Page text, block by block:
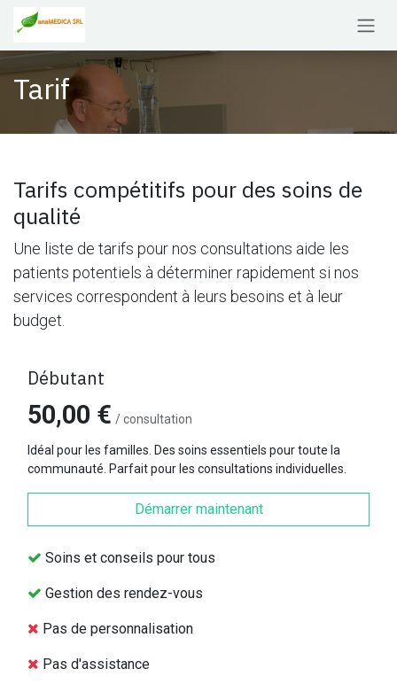
Se rendre au contenu
Tarif
Tarifs compétitifs pour des soins de
qualité
Une liste de tarifs pour nos consultations aide les
patients potentiels à déterminer rapidement si nos
services correspondent à leurs besoins et à leur
budget.
Débutant
50,00 € / consultation
Idéal pour les familles. Des soins essentiels pour toute la
communauté. Parfait pour les consultations individuelles.
Démarrer maintenant
Soins et conseils pour tous
Gestion des rendez-vous
Pas de personnalisation
Pas d'assistance